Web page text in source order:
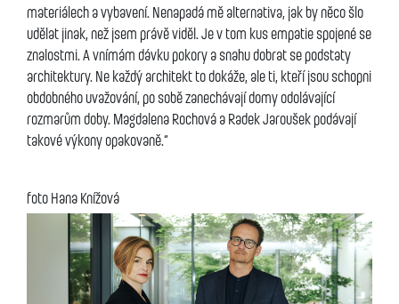
materiálech a vybavení. Nenapadá mě alternativa, jak by něco šlo
udělat jinak, než jsem právě viděl. Je v tom kus empatie spojené se
znalostmi. A vnímám dávku pokory a snahu dobrat se podstaty
architektury. Ne každý architekt to dokáže, ale ti, kteří jsou schopni
obdobného uvažování, po sobě zanechávají domy odolávající
rozmarům doby. Magdalena Rochová a Radek Jaroušek podávají
takové výkony opakovaně.“
foto Hana Knížová